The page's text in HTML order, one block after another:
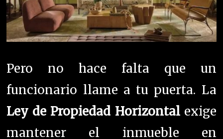
Pero no hace falta que un
funcionario llame a tu puerta. La
Ley de Propiedad Horizontalexige
mantener el inmueble en